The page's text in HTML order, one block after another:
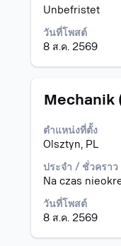
Unbefristet
วันที่โพสต์
8 ส.ค. 2569
เนื้อหา
เต็ม
ของ
ตำแหน่ง
Mechanik
ตำแหน่งที่ตั้ง
Olsztyn, PL
ประจำ / ชั่วคราว
Na czas
วันที่โพสต์
8 ส.ค. 2569
เลือก
ใช้
Space
เพื่อ
ดู
เนื้อหา
แบบ
เต็ม
ของ